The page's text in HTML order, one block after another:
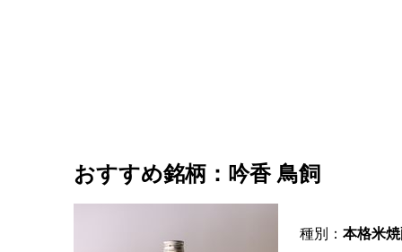
おすすめ銘柄：吟香 鳥飼
種別： 本格米